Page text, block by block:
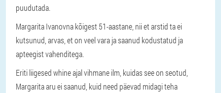
puudutada.
Margarita Ivanovna kõigest 51-aastane, nii et arstid ta ei
kutsunud, arvas, et on veel vara ja saanud kodustatud ja
apteegist vahenditega.
Eriti liigesed whine ajal vihmane ilm, kuidas see on seotud,
Margarita aru ei saanud, kuid need päevad midagi teha